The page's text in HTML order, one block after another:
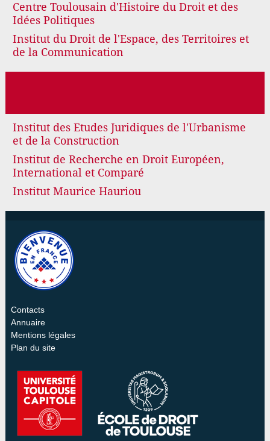
Centre Toulousain d'Histoire du Droit et des
Idées Politiques
Institut du Droit de l'Espace, des Territoires et
de la Communication
Institut des Etudes Juridiques de l'Urbanisme
et de la Construction
Institut de Recherche en Droit Européen,
International et Comparé
Institut Maurice Hauriou
Contacts
Annuaire
Mentions légales
Plan du site